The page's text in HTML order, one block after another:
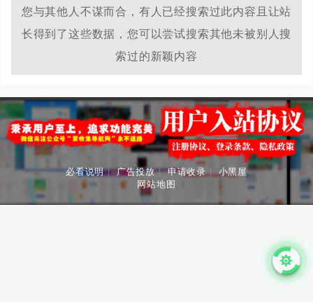
具备程序员能力。
您与其他人不谋而合，有人已经搜索过此内容且让站
长得到了这些数据，您可以尝试搜索其他未被别人搜
索过的新颖内容
必看说明 | 广告投放 | 申请收录 | 小黑屋
网站地图